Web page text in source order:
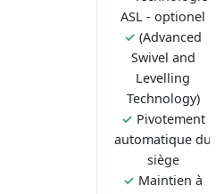
ASL - optionel
✓ (Advanced
Swivel and
Levelling
Technology)
✓ Pivotement
automatique du
siège
✓ Maintien à